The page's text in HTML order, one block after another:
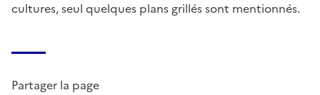
cultures, seul quelques plans grillés sont mentionnés.
Partager la page